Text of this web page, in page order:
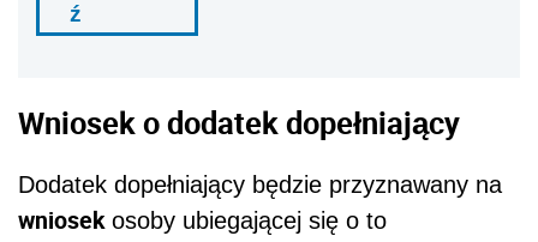
ź
Wniosek o dodatek dopełniający
Dodatek dopełniający będzie przyznawany na
wniosekosoby ubiegającej się o to